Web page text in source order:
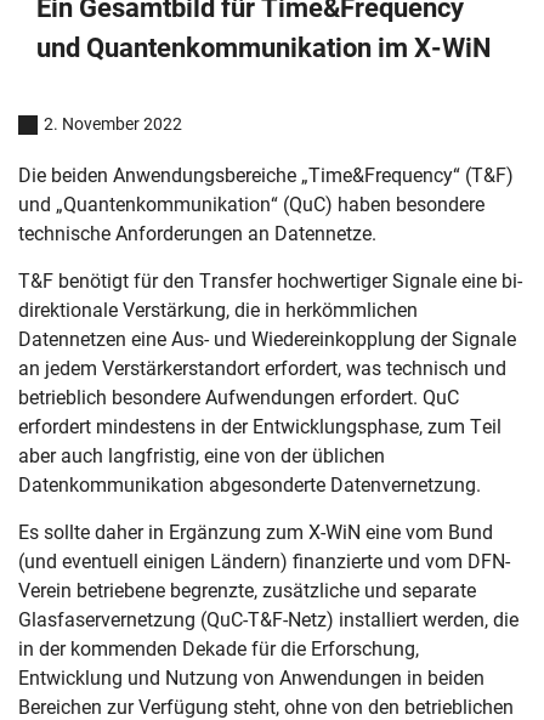
Skip navigation
Skip to navigation
Skip to the bottom
Ein Gesamtbild für Time&Frequency
und Quantenkommunikation im X-WiN
2. November 2022
Die beiden Anwendungsbereiche „Time&Frequency“ (T&F)
und „Quantenkommunikation“ (QuC) haben besondere
technische Anforderungen an Datennetze.
T&F benötigt für den Transfer hochwertiger Signale eine bi-
direktionale Verstärkung, die in herkömmlichen
Datennetzen eine Aus- und Wiedereinkopplung der Signale
an jedem Verstärkerstandort erfordert, was technisch und
betrieblich besondere Aufwendungen erfordert. QuC
erfordert mindestens in der Entwicklungsphase, zum Teil
aber auch langfristig, eine von der üblichen
Datenkommunikation abgesonderte Datenvernetzung.
Es sollte daher in Ergänzung zum X-WiN eine vom Bund
(und eventuell einigen Ländern) finanzierte und vom DFN-
Verein betriebene begrenzte, zusätzliche und separate
Glasfaservernetzung (QuC-T&F-Netz) installiert werden, die
in der kommenden Dekade für die Erforschung,
Entwicklung und Nutzung von Anwendungen in beiden
Bereichen zur Verfügung steht, ohne von den betrieblichen